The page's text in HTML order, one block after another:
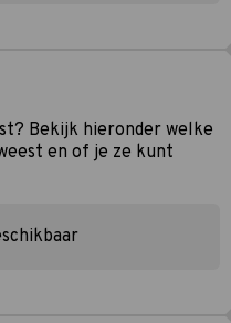
Bekijk hieronder welke
en of je ze kunt